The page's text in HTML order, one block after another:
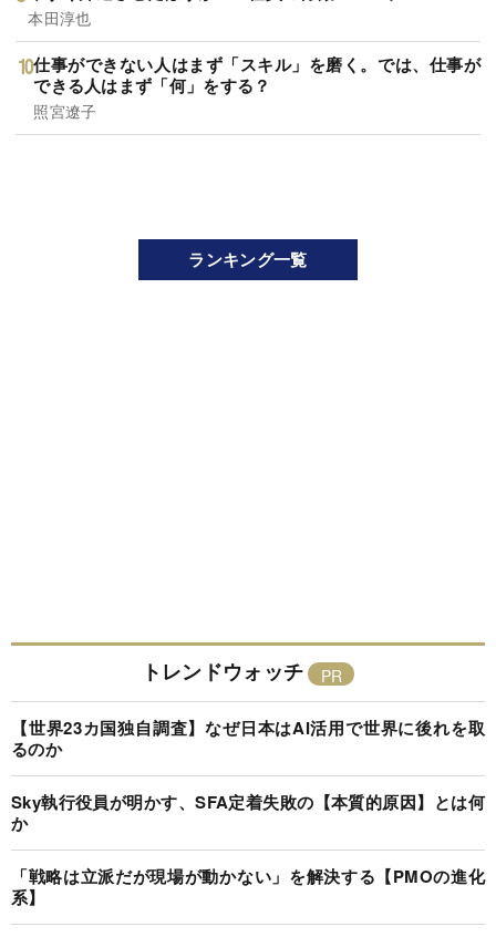
本田淳也
仕事ができない人はまず「スキル」を磨く。では、仕事が
できる人はまず「何」をする？
照宮遼子
ランキング一覧
トレンドウォッチ
【世界23カ国独自調査】なぜ日本はAI活用で世界に後れを取
るのか
Sky執行役員が明かす、SFA定着失敗の【本質的原因】とは何
か
「戦略は立派だが現場が動かない」を解決する【PMOの進化
系】